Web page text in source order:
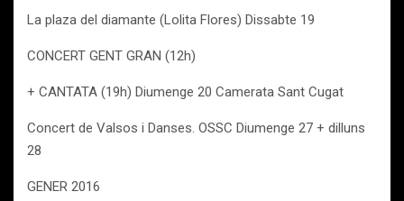
La plaza del diamante (Lolita Flores) Dissabte 19
CONCERT GENT GRAN (12h)
+ CANTATA (19h) Diumenge 20 Camerata Sant Cugat
Concert de Valsos i Danses. OSSC Diumenge 27 + dilluns
28
GENER 2016